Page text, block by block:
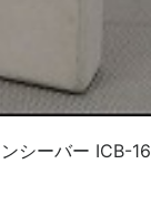
シーバー ICB-